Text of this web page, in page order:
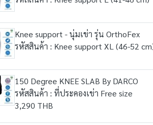
Knee support - นุ่มเข่า รุ่น OrthoFex
รหัสสินค้า : Knee support XL (46-52
150 Degree KNEE SLAB By DARCO
รหัสสินค้า : ที่ประคองเข่า Free size
3,290 THB